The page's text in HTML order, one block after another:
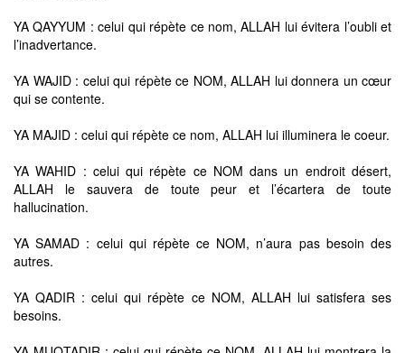
YA QAYYUM : celui qui répète ce nom, ALLAH lui évitera l’oubli et
l’inadvertance.
YA WAJID : celui qui répète ce NOM, ALLAH lui donnera un cœur
qui se contente.
YA MAJID : celui qui répète ce nom, ALLAH lui illuminera le coeur.
YA WAHID : celui qui répète ce NOM dans un endroit désert,
ALLAH le sauvera de toute peur et l’écartera de toute
hallucination.
YA SAMAD : celui qui répète ce NOM, n’aura pas besoin des
autres.
YA QADIR : celui qui répète ce NOM, ALLAH lui satisfera ses
besoins.